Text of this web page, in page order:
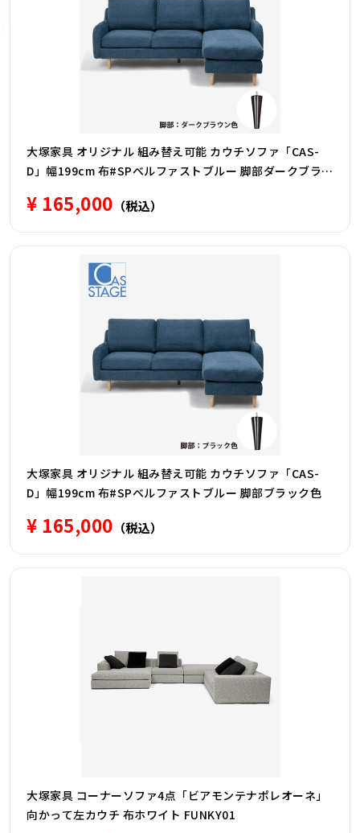
大塚家具 オリジナル 組み替え可能 カウチソファ「CAS-
D」幅199cm 布#SPベルファストブルー 脚部ダークブラウ
¥ 165,000 （税込）
大塚家具 オリジナル 組み替え可能 カウチソファ「CAS-
D」幅199cm 布#SPベルファストブルー 脚部ブラック色
¥ 165,000 （税込）
大塚家具 コーナーソファ4点「ビアモンテナポレオーネ」
向かって左カウチ 布ホワイト FUNKY01